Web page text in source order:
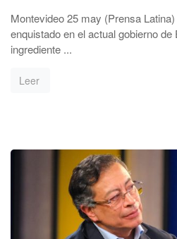
Montevideo 25 may (Prensa
enquistado en el actual gobierno
ingrediente ...
Leer